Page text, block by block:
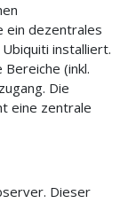
ein dezentrales
installiert.
(inkl.
Die
eine zentrale
Dieser